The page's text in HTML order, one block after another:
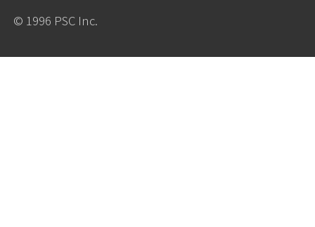
© 1996 PSC Inc.